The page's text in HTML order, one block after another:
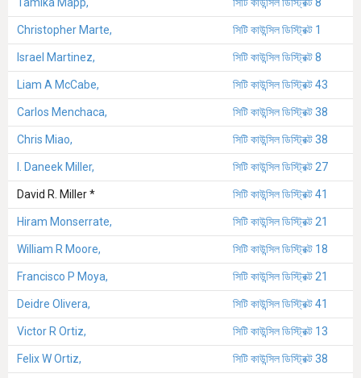
Christopher Marte, সিটি কাউন্সিল ডিস্ট্রিক্ট 1
Israel Martinez, সিটি কাউন্সিল ডিস্ট্রিক্ট 8
Liam A McCabe, সিটি কাউন্সিল ডিস্ট্রিক্ট 43
Carlos Menchaca, সিটি কাউন্সিল ডিস্ট্রিক্ট 38
Chris Miao, সিটি কাউন্সিল ডিস্ট্রিক্ট 38
I. Daneek Miller, সিটি কাউন্সিল ডিস্ট্রিক্ট 27
David R. Miller * সিটি কাউন্সিল ডিস্ট্রিক্ট 41
Hiram Monserrate, সিটি কাউন্সিল ডিস্ট্রিক্ট 21
William R Moore, সিটি কাউন্সিল ডিস্ট্রিক্ট 18
Francisco P Moya, সিটি কাউন্সিল ডিস্ট্রিক্ট 21
Deidre Olivera, সিটি কাউন্সিল ডিস্ট্রিক্ট 41
Victor R Ortiz, সিটি কাউন্সিল ডিস্ট্রিক্ট 13
Felix W Ortiz, সিটি কাউন্সিল ডিস্ট্রিক্ট 38